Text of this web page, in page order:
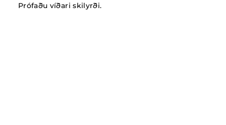
Prófaðu víðari skilyrði.